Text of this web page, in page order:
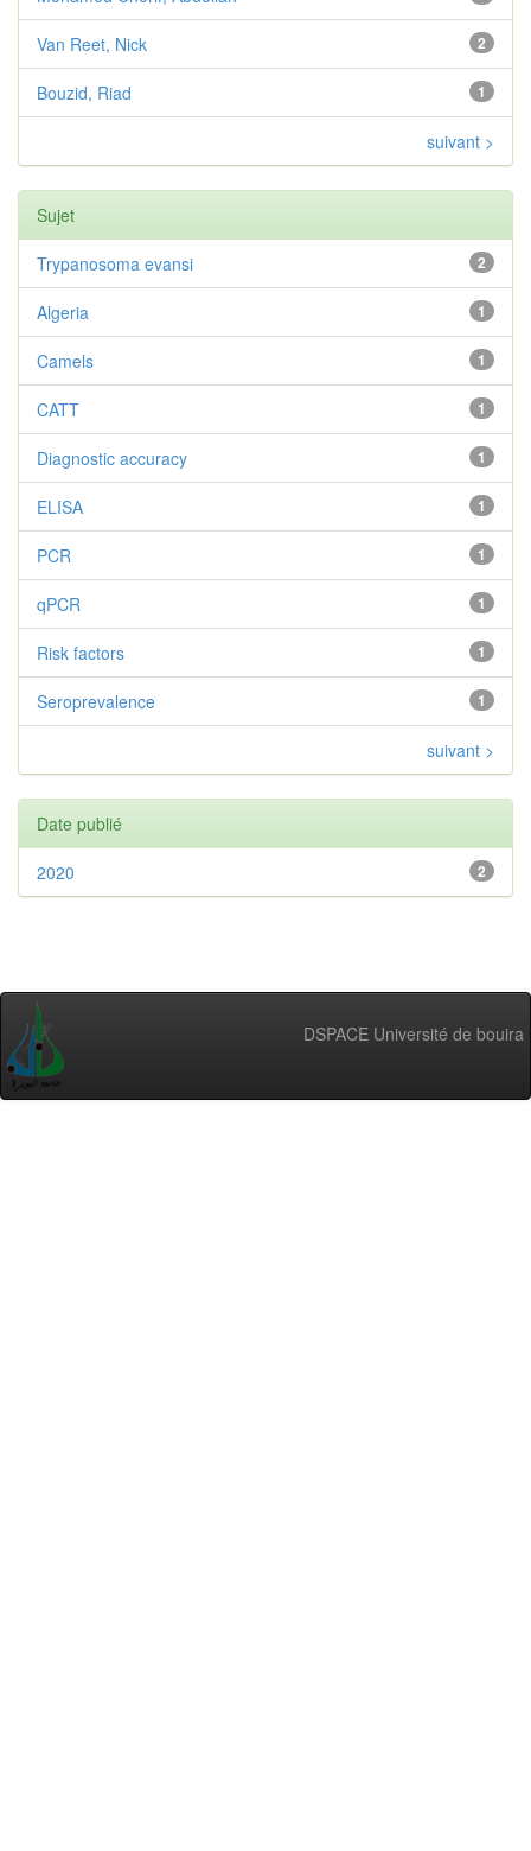
2
Van Reet, Nick
1
Bouzid, Riad
suivant >
Sujet
2
Trypanosoma evansi
1
Algeria
1
Camels
1
CATT
1
Diagnostic accuracy
1
ELISA
1
PCR
1
qPCR
1
Risk factors
1
Seroprevalence
suivant >
Date publié
2
2020
DSPACE Université de bouira